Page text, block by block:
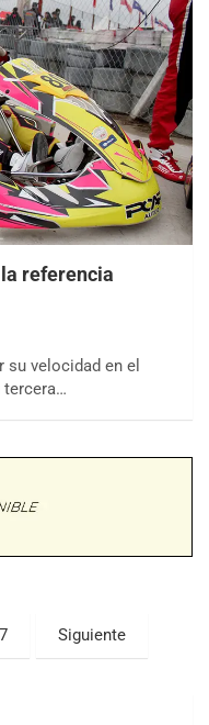
referencia
velocidad en el
tercera…
Siguiente